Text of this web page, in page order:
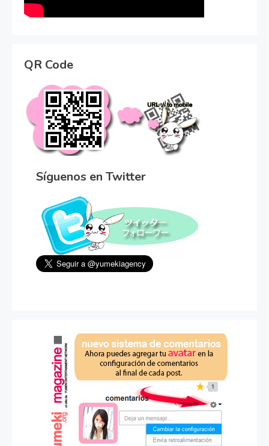
QR Code
Síguenos en Twitter